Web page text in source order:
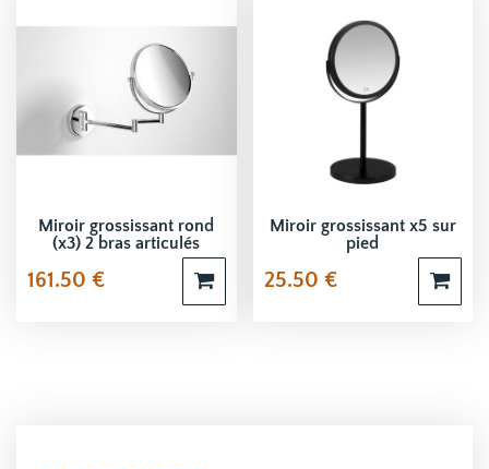
Miroir grossissant rond
(x3) 2 bras articulés
161.50 €
Miroir grossissant x5 sur
pied
25.50 €